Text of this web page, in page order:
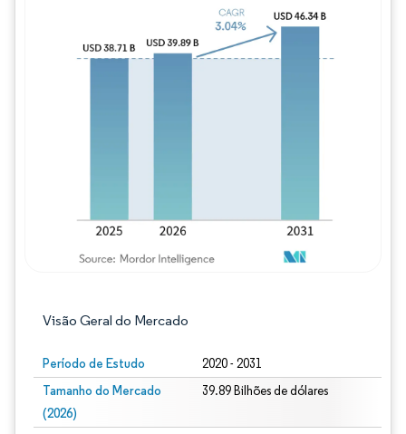
Visão Geral do Mercado
Período de Estudo 2020 - 2031
Tamanho do Mercado
(2026)
39.89 Bilhões de dólares